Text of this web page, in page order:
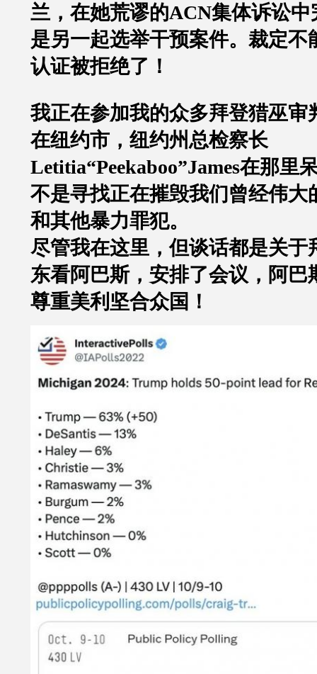
兰，在她荒谬的ACN集体诉讼中
是另一起选举干预案件。裁定不
认证被拒绝了！
我正在参加我的众多拜登猎巫审
在纽约市，纽约州总检察长
Letitia“Peekaboo”James在那里
不是寻找正在摧毁我们曾经伟大
和其他暴力罪犯。
尽管我在这里，但谈话都是关于
东看阿巴斯，安排了会议，阿巴
尊重美利坚合众国！